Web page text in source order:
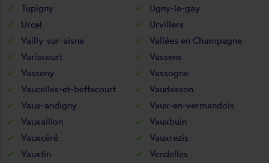
Tupigny
Ugny-le-gay
Urcel
Urvillers
Vailly-sur-aisne
Vallées en Champagne
Variscourt
Vassens
Vasseny
Vassogne
Vaucelles-et-beffecourt
Vaudesson
Vaux-andigny
Vaux-en-vermandois
Vauxaillon
Vauxbuin
Vauxcéré
Vauxrezis
Vauxtin
Vendelles